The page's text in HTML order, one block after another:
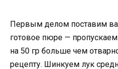
Первым делом поставим
готовое пюре —
на 50 гр больше чем
рецепту. Шинкуем лук